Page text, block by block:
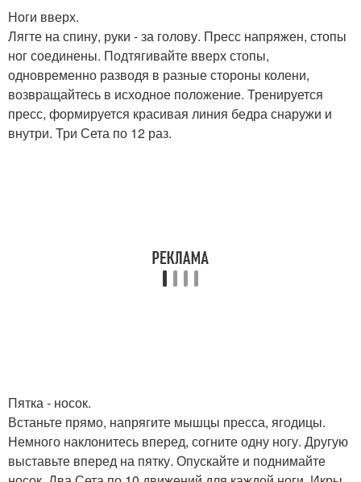
Ноги вверх.
Лягте на спину, руки - за голову. Пресс напряжен, стопы
ног соединены. Подтягивайте вверх стопы,
одновременно разводя в разные стороны колени,
возвращайтесь в исходное положение. Тренируется
пресс, формируется красивая линия бедра снаружи и
внутри. Три Сета по 12 раз.
Пятка - носок.
Встаньте прямо, напрягите мышцы пресса, ягодицы.
Немного наклонитесь вперед, согните одну ногу. Другую
выставьте вперед на пятку. Опускайте и поднимайте